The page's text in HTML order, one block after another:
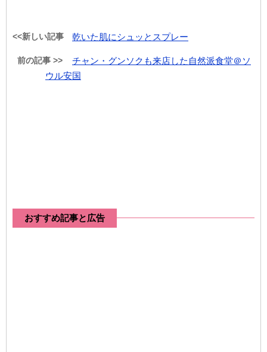
<<新しい記事 乾いた肌にシュッとスプレー
前の記事 >>
チャン・グンソクも来店した自然派食堂＠ソ
ウル安国
おすすめ記事と広告